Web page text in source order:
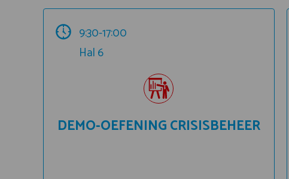
9:30-17:00
Hal 6
DEMO-OEFENING CRISISBEHEER